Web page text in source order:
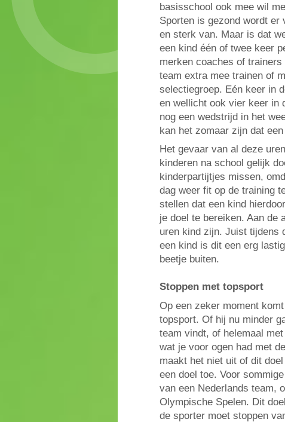
basisschool ook mee wil
Sporten is gezond wordt er
en sterk van. Maar is dat
een kind één of twee keer
merken coaches of
team extra mee trainen of
selectiegroep. Eén keer in
en wellicht ook vier keer in
nog een wedstrijd in het
kan het zomaar zijn dat
Het gevaar van al deze
kinderen na school gelijk
kinderpartijtjes missen,
dag weer fit op de training
stellen dat een kind
je doel te bereiken. Aan de
uren kind zijn. Juist tijdens
een kind is dit een erg
beetje buiten.
Stoppen met topsport
Op een zeker moment
topsport. Of hij nu minder
team vindt, of helemaal
wat je voor ogen had met
maakt het niet uit of dit
een doel toe. Voor
van een Nederlands team,
Olympische Spelen. Dit
de sporter moet stoppen